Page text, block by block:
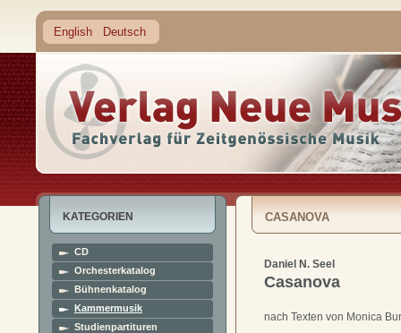
English Deutsch
KATEGORIEN
CD
Orchesterkatalog
Bühnenkatalog
Kammermusik
Studienpartituren
CASANOVA
Daniel N. Seel
Casanova
nach Texten von Monica